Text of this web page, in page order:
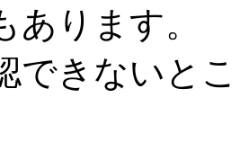
あります。
できないと